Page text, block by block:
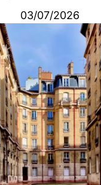
03/07/2026